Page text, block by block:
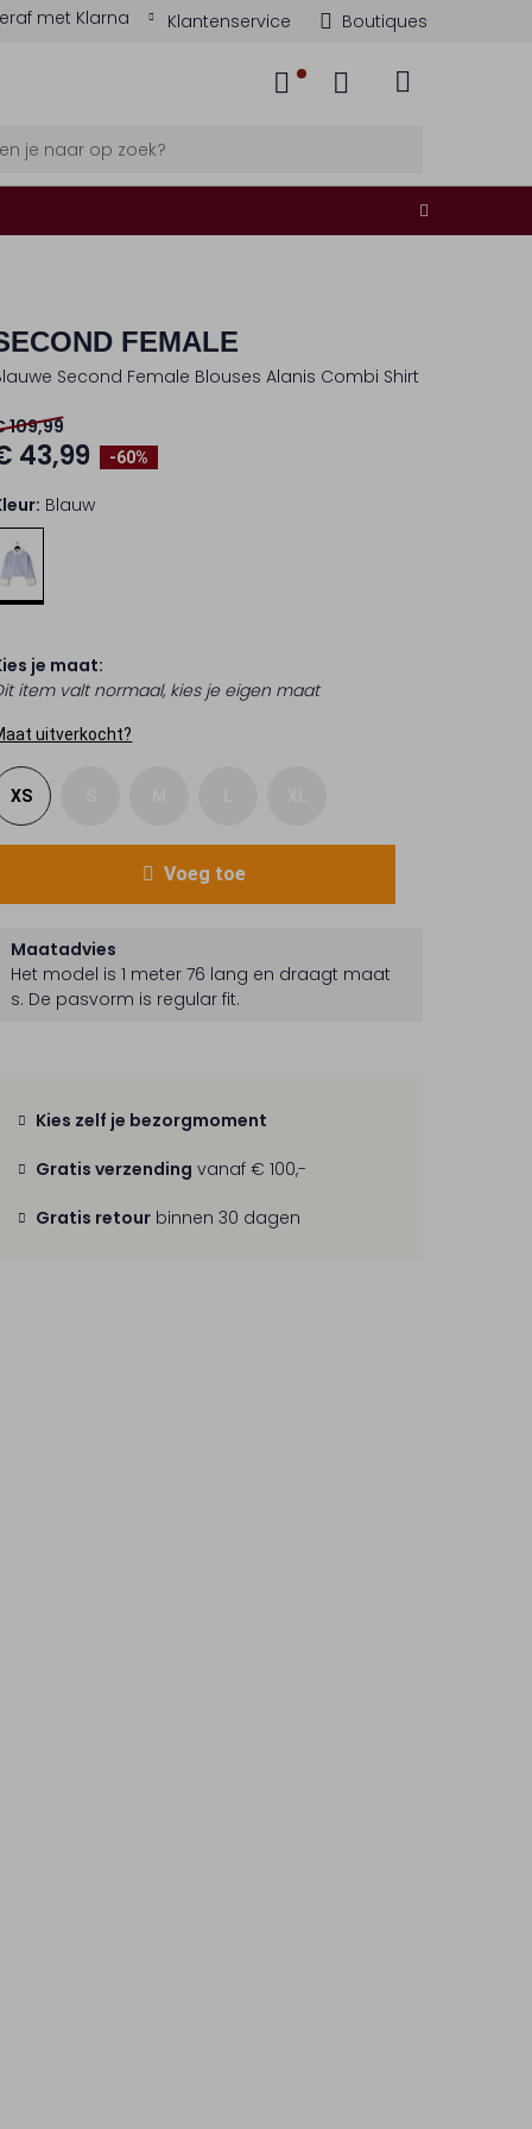
met Klarna Klantenservice Boutiques
FEMALE
Second Female Blouses Alanis Combi Shirt
-60%
109,99
43,99
Blauw
je maat:
item valt normaal, kies je eigen maat
uitverkocht?
XS
Voeg toe
Maatadvies
Het model is 1 meter 76 lang en draagt maat
s. De pasvorm is regular fit.
Kies zelf je bezorgmoment
Gratis verzending vanaf € 100,-
Gratis retour binnen 30 dagen